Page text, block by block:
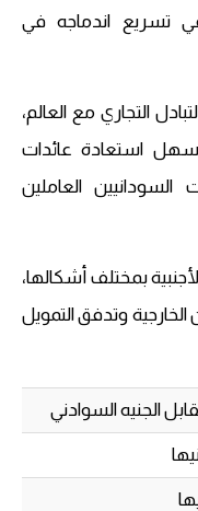
تسريع اندماجه في
التجاري مع العالم،
استعادة عائدات
السودانيين العاملين
بمختلف أشكالها،
وتدفق التمويل
الجنيه السوادني